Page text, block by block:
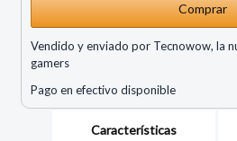
Comprar
Vendido y enviado por Tecnowow, la
gamers
Pago en efectivo disponible
Características